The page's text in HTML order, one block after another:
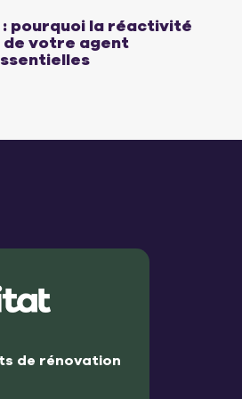
pourquoi la réactivité
votre agent
de rénovation